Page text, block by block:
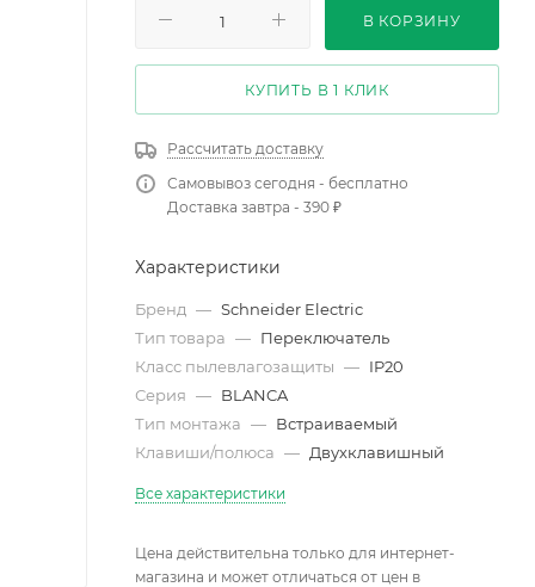
В КОРЗИНУ
КУПИТЬ В 1 КЛИК
Рассчитать доставку
Самовывоз сегодня - бесплатно
Доставка завтра - 390 ₽
Характеристики
Бренд — Schneider Electric
Тип товара — Переключатель
Класс пылевлагозащиты — IP20
Серия — BLANCA
Тип монтажа — Встраиваемый
Клавиши/полюса — Двухклавишный
Все характеристики
Цена действительна только для интернет-
магазина и может отличаться от цен в